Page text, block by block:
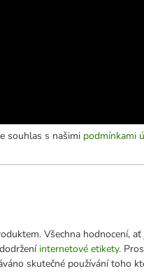
souhlas s našimi podmínkami
Všechna hodnocení,
internetové etikety.
skutečné používání toho